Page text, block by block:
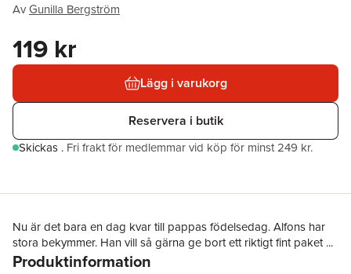
AvGunilla Bergström
119 kr
Lägg i varukorg
Reservera i butik
Skickas . Fri frakt för medlemmar vid köp för minst 249 kr.
Nu är det bara en dag kvar till pappas födelsedag. Alfons har
stora bekymmer. Han vill så gärna ge bort ett riktigt fint paket ...
Produktinformation